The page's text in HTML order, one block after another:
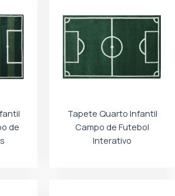
de
Tapete Quarto Infantil
Campo de Futebol
Interativo